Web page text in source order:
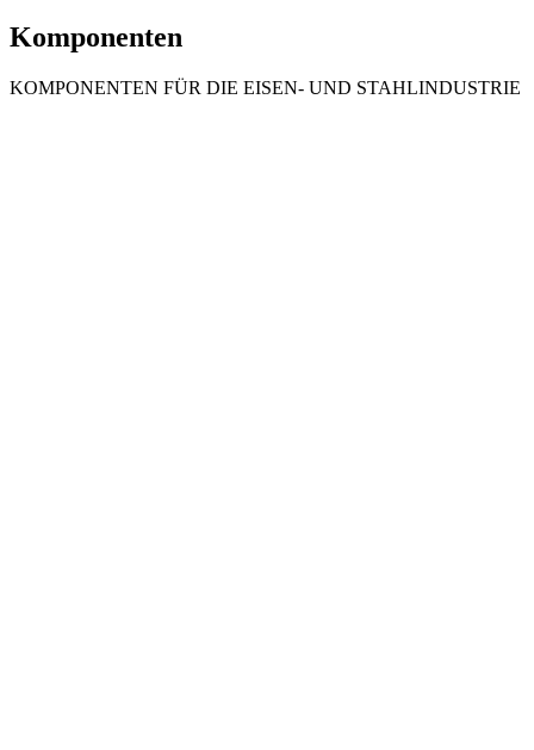
Komponenten
KOMPONENTEN FÜR DIE EISEN- UND STAHLINDUSTRIE